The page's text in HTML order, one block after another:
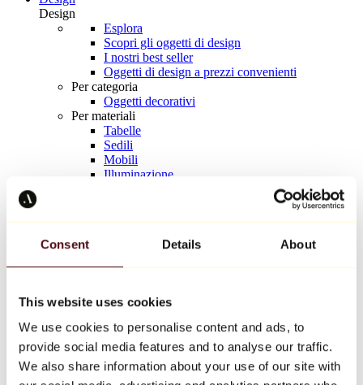
Consent Details About
This website uses cookies
We use cookies to personalise content and ads, to
provide social media features and to analyse our traffic.
We also share information about your use of our site with
Design
Esplora
Scopri gli oggetti di design
I nostri best seller
Oggetti di design a prezzi convenienti
Per categoria
Oggetti decorativi
Per materiali
Tabelle
Sedili
Mobili
Illuminazione
Keith Haring
Tutti i designer
Opera della settimana